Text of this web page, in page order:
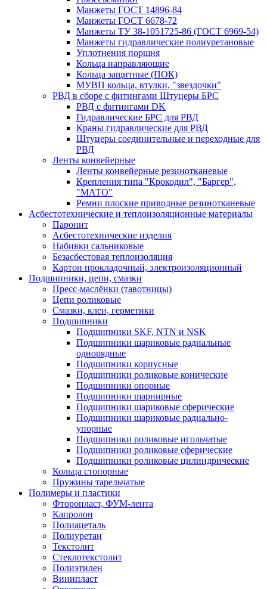
Манжеты ГОСТ 14896-84
Манжеты ГОСТ 6678-72
Манжеты ТУ 38-1051725-86 (ГОСТ 6969-54)
Манжеты гидравлические полиуретановые
Уплотнения поршня
Кольца направляющие
Кольца защитные (ПОК)
МУВП кольца, втулки, "звездочки"
РВД в сборе с фитингами Штуцеры БРС
РВД с фитингами DK
Гидравлические БРС для РВД
Краны гидравлические для РВД
Штуцеры соединительные и переходные для
РВД
Ленты конвейерные
Ленты конвейерные резинотканевые
Крепления типа "Крокодил", "Баргер",
"МАТО"
Ремни плоские приводные резинотканевые
Асбестотехнические и теплоизоляционные материалы
Паронит
Асбестотехнические изделия
Набивки сальниковые
Безасбестовая теплоизоляция
Картон прокладочный, электроизоляционный
Подшипники, цепи, смазки
Пресс-маслёнки (тавотницы)
Цепи роликовые
Смазки, клеи, герметики
Подшипники
Подшипники SKF, NTN и NSK
Подшипники шариковые радиальные
однорядные
Подшипники корпусные
Подшипники роликовые конические
Подшипники опорные
Подшипники шарнирные
Подшипники шариковые сферические
Подшипники шариковые радиально-
упорные
Подшипники роликовые игольчатые
Подшипники роликовые сферические
Подшипники роликовые цилиндрические
Кольца стопорные
Пружины тарельчатые
Полимеры и пластики
Фторопласт, ФУМ-лента
Капролон
Полиацеталь
Полиуретан
Текстолит
Стеклотекстолит
Полиэтилен
Винипласт